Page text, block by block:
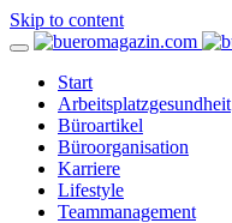
Skip to content
Start
Arbeitsplatzgesundheit
Büroartikel
Büroorganisation
Karriere
Lifestyle
Teammanagement